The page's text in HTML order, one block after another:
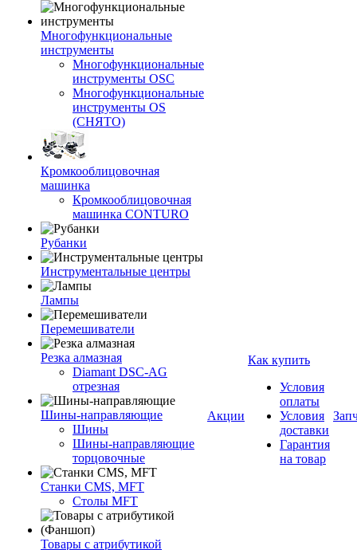
Многофункциональные
инструменты
Многофункциональные
инструменты OSC
Многофункциональные
инструменты OS
(СНЯТО)
Кромкооблицовочная
машинка
Кромкооблицовочная
машинка CONTURO
Рубанки
Инструментальные центры
Лампы
Перемешиватели
Резка алмазная
Diamant DSC-AG
отрезная
Шины-направляющие
Шины
Шины-направляющие
торцовочные
Станки CMS, MFT
Столы MFT
Товары с атрибутикой
Акции
Как купить
Условия
оплаты
Условия
доставки
Гарантия
на товар